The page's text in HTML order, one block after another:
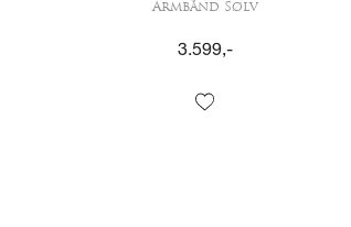
Armbånd Sølv
3.599,-